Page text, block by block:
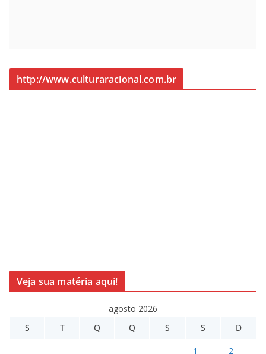
http://www.culturaracional.com.br
Veja sua matéria aqui!
agosto 2026
S
T Q Q S S D
1 2